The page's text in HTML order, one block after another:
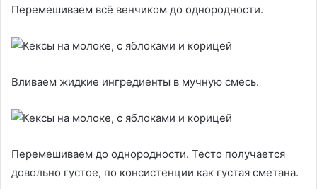
Перемешиваем всё венчиком до однородности.
Вливаем жидкие ингредиенты в мучную смесь.
Перемешиваем до однородности. Тесто получается
довольно густое, по консистенции как густая сметана.